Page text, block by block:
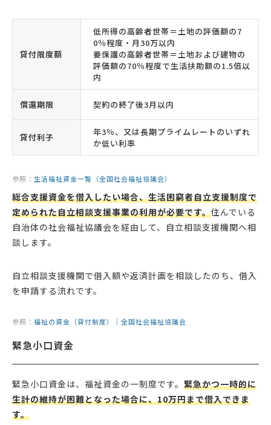
貸付限度額
低所得の高齢者世帯＝土地の評価額の7
0％程度・月30万以内
要保護の高齢者世帯＝土地および建物の
評価額の70％程度で生活扶助額の1.5倍以
内
償還期限 契約の終了後3月以内
貸付利子
年3％、又は長期プライムレートのいずれ
か低い利率
参照： 生活福祉資金一覧（全国社会福祉協議会）
総合支援資金を借入したい場合、生活困窮者自立支援制度で
定められた自立相談支援事業の利用が必要です。住んでいる
自治体の社会福祉協議会を経由して、自立相談支援機関へ相
談します。
自立相談支援機関で借入額や返済計画を相談したのち、借入
を申請する流れです。
参照： 福祉の資金（貸付制度）｜全国社会福祉協議会
緊急小口資金
緊急小口資金は、福祉資金の一制度です。 緊急かつ一時的に
生計の維持が困難となった場合に、10万円まで借入できま
す。